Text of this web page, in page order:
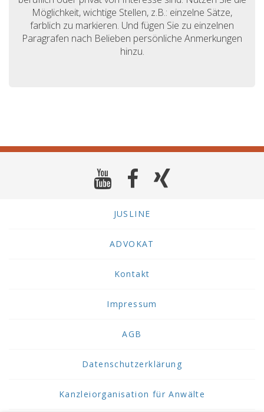
Möglichkeit, wichtige Stellen, z.B.: einzelne Sätze,
farblich zu markieren. Und fügen Sie zu einzelnen
Paragrafen nach Belieben persönliche Anmerkungen
hinzu.
JUSLINE
ADVOKAT
Kontakt
Impressum
AGB
Datenschutzerklärung
Kanzleiorganisation für Anwälte